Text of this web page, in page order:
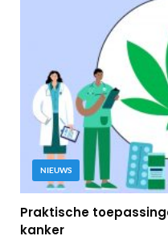
NIEUWS
Praktische
kanker